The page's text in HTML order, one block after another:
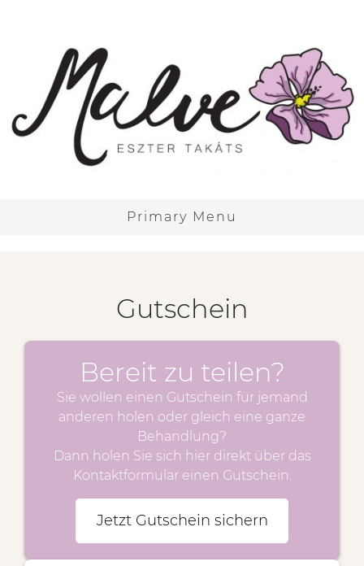
Primary Menu
Gutschein
Bereit zu teilen?
Sie wollen einen Gutschein für jemand
anderen holen oder gleich eine ganze
Behandlung?
Dann holen Sie sich hier direkt über das
Kontaktformular einen Gutschein.
Jetzt Gutschein sichern